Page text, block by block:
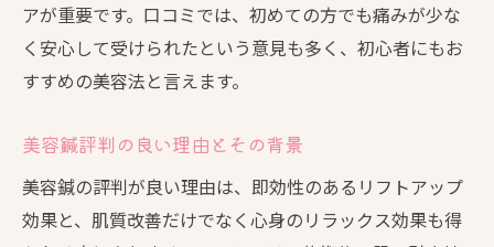
アが重要です。口コミでは、初めての方でも痛みが少な
く安心して受けられたという意見も多く、初心者にもお
すすめの美容法と言えます。
美容鍼評判の良い理由とその背景
美容鍼の評判が良い理由は、即効性のあるリフトアップ
効果と、肌質改善だけでなく心身のリラックス効果も得